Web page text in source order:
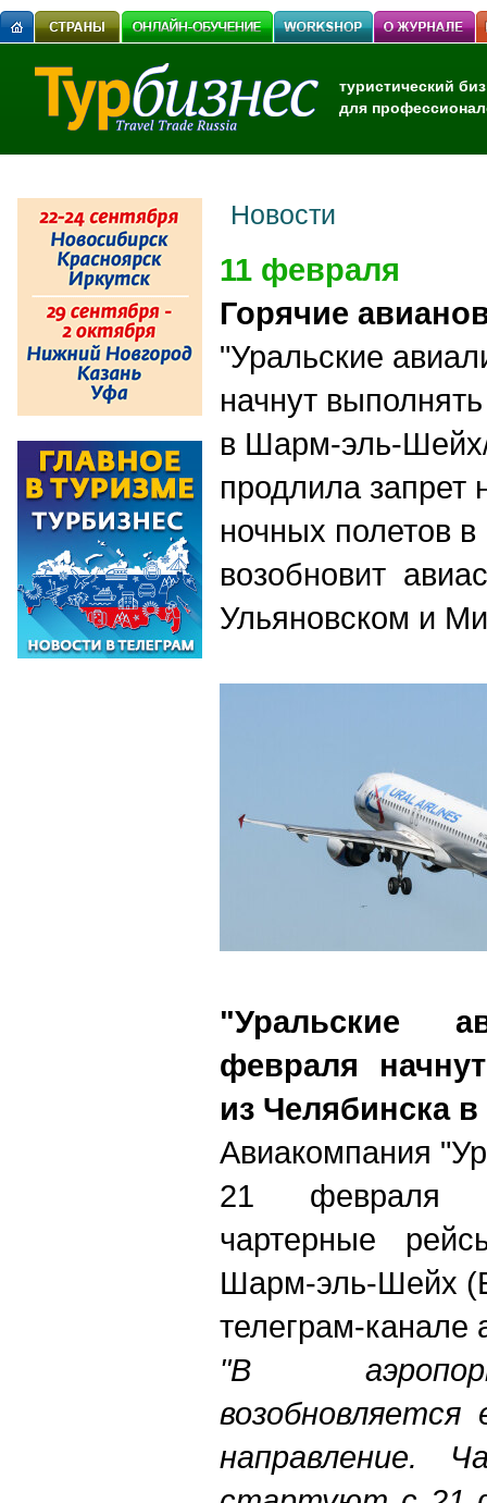
туристический
для
Новости
11 февраля
Горячие
"Уральские
начнут
в Шарм-эль-
продлила запрет
ночных полетов
возобновит
Ульяновском и
"Уральские
февраля
из Челябинска
Авиакомпания
21 февраля
чартерные
Шарм-эль-Шейх
телеграм-канале
"В
направление.